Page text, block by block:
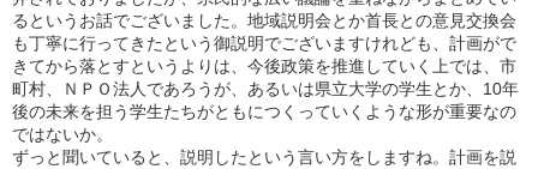
るというお話でございました。地域説明会とか首長との意見交換会
も丁寧に行ってきたという御説明でございますけれども、計画がで
きてから落とすというよりは、今後政策を推進していく上では、市
町村、ＮＰＯ法人であろうが、あるいは県立大学の学生とか、10年
後の未来を担う学生たちがともにつくっていくような形が重要なの
ではないか。
ずっと聞いていると、説明したという言い方をしますね。計画を説